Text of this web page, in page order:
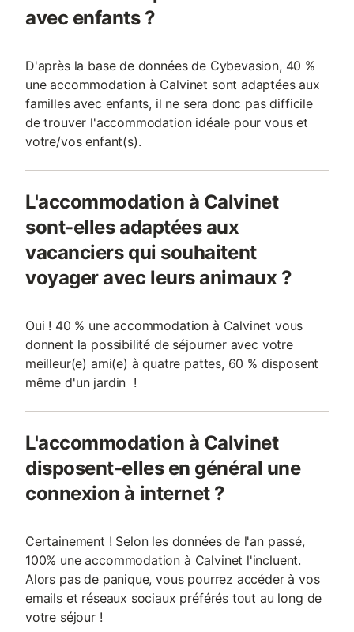
avec enfants ?
D'après la base de données de Cybevasion, 40 %
une accommodation à Calvinet sont adaptées aux
familles avec enfants, il ne sera donc pas difficile
de trouver l'accommodation idéale pour vous et
votre/vos enfant(s).
L'accommodation à Calvinet
sont-elles adaptées aux
vacanciers qui souhaitent
voyager avec leurs animaux ?
Oui ! 40 % une accommodation à Calvinet vous
donnent la possibilité de séjourner avec votre
meilleur(e) ami(e) à quatre pattes, 60 % disposent
même d'un jardin !
L'accommodation à Calvinet
disposent-elles en général une
connexion à internet ?
Certainement ! Selon les données de l'an passé,
100% une accommodation à Calvinet l'incluent.
Alors pas de panique, vous pourrez accéder à vos
emails et réseaux sociaux préférés tout au long de
votre séjour !